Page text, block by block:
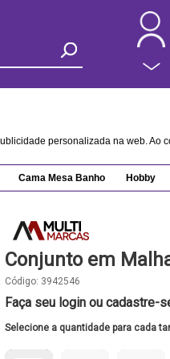
personalizada na web. Ao
Cama Mesa Banho Hobby
Conjunto em
Código: 3942546
Faça seu login ou cadastre-
Selecione a quantidade para cada